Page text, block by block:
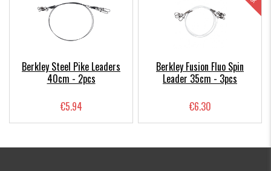
Berkley Steel Pike Leaders
40cm - 2pcs
€5.94
Berkley Fusion Fluo Spin
Leader 35cm - 3pcs
€6.30